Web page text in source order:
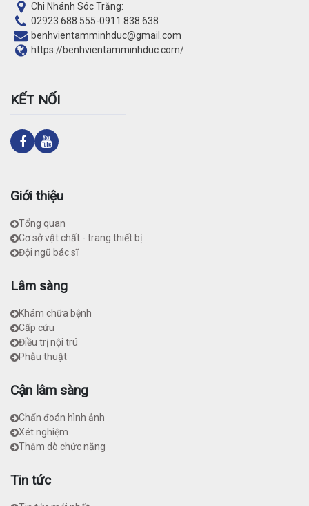
Giới thiệu
Tổng quan
Cơ sở vật chất - trang thiết bị
Đội ngũ bác sĩ
Lâm sàng
Khám chữa bệnh
Cấp cứu
Điều trị nội trú
Phẫu thuật
Cận lâm sàng
Chẩn đoán hình ảnh
Xét nghiệm
Thăm dò chức năng
Tin tức
Chi Nhánh Sóc Trăng:
02923.688.555-0911.838.638
benhvientamminhduc@gmail.com
https://benhvientamminhduc.com/
KẾT NỐI